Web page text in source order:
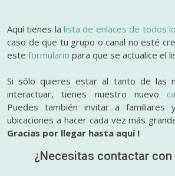
Aquí tienes lalista de enlaces de todos
caso de que tu grupo o canal no esté
este formulario para que se actualice el
Si sólo quieres estar al tanto de las
interactuar, tienes nuestro nuevo
Puedes también invitar a familiares
ubicaciones a hacer cada vez más
Gracias por llegar hasta aquí !
¿Necesitas contactar